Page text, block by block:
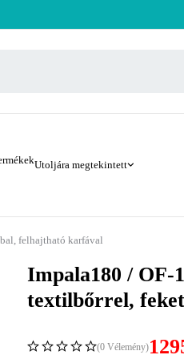
Utoljára megtekintett
felhajtható karfával
Impala180 / OF-
textilbőrrel,
(0 Vélemény)